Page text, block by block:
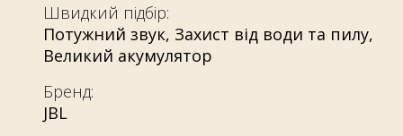
Швидкий підбір:
Потужний звук, Захист від води та пилу,
Великий акумулятор
Бренд:
JBL